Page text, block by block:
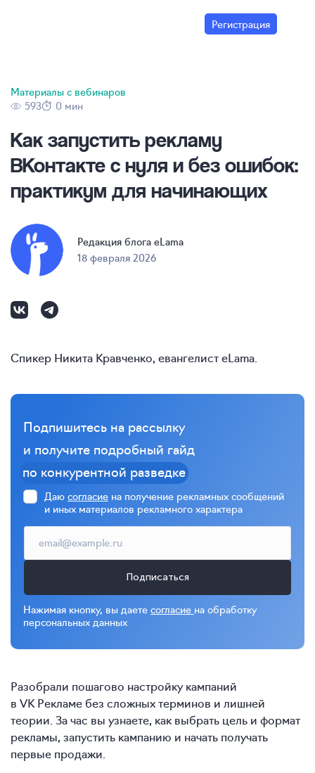
Регистрация
Материалы с вебинаров
593
0 мин
Как запустить рекламу
ВКонтакте с нуля и без ошибок:
практикум для начинающих
Редакция блога eLama
18 февраля 2026
Спикер Никита Кравченко, евангелист eLama.
Подпишитесь на рассылку
и получите подробный гайд
по конкурентной разведке
Даю согласие на получение рекламных сообщений
и иных материалов рекламного характера
Подписаться
Нажимая кнопку, вы даете согласие на обработку
персональных данных
Разобрали пошагово настройку кампаний
в VK Рекламе без сложных терминов и лишней
теории. За час вы узнаете, как выбрать цель и формат
рекламы, запустить кампанию и начать получать
первые продажи.